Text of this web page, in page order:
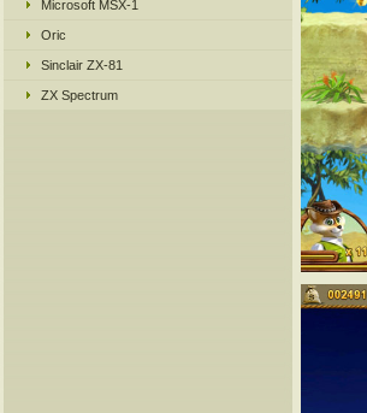
Microsoft MSX-1
Oric
Sinclair ZX-81
ZX Spectrum